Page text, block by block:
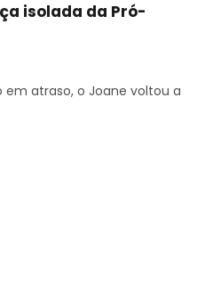
isolada da Pró-
atraso, o Joane voltou a